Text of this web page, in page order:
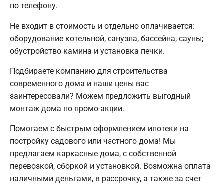
по телефону.
Не входит в стоимость и отдельно оплачивается:
оборудование котельной, санузла, бассейна, сауны;
обустройство камина и установка печки.
Подбираете компанию для строительства
современного дома и наши цены вас
заинтересовали? Можем предложить выгодный
монтаж дома по промо-акции.
Помогаем с быстрым оформлением ипотеки на
постройку садового или частного дома! Мы
предлагаем каркасные дома, с собственной
перевозкой, сборкой и установкой. Возможна оплата
наличными деньгами, в рассрочку, а также за счет